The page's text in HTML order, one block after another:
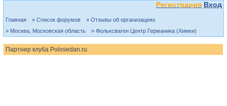
Регистрация Вход
Главная » Список форумов
» Отзывы об организациях
» Москва, Московская область
» Фольксваген Центр Германика (Химки)
Партнер клуба Polosedan.ru